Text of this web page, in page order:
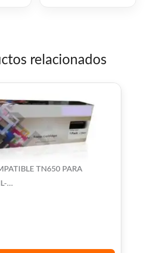
relacionados
TN650 PARA